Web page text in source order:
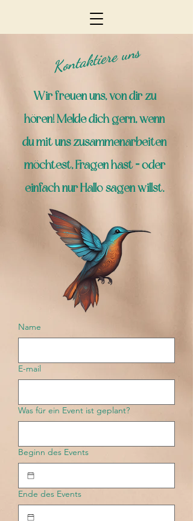
Kontaktiere uns
Wir freuen uns, von dir zu
hören! Melde dich gern, wenn
du mit uns zusammenarbeiten
möchtest, Fragen hast – oder
einfach nur Hallo sagen willst.
Name
E-mail
Was für ein Event ist geplant?
Beginn des Events
Ende des Events